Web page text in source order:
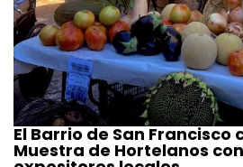
El Barrio de San Francisco
Muestra de Hortelanos